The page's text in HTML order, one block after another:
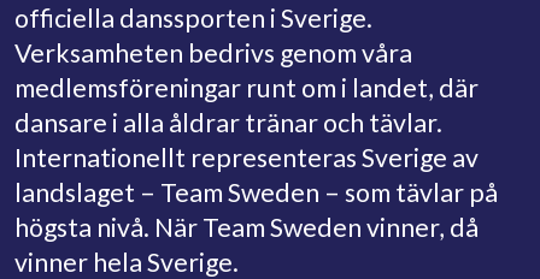
officiella danssporten i Sverige.
Verksamheten bedrivs genom våra
medlemsföreningar runt om i landet, där
dansare i alla åldrar tränar och tävlar.
Internationellt representeras Sverige av
landslaget – Team Sweden – som tävlar på
högsta nivå. När Team Sweden vinner, då
vinner hela Sverige.